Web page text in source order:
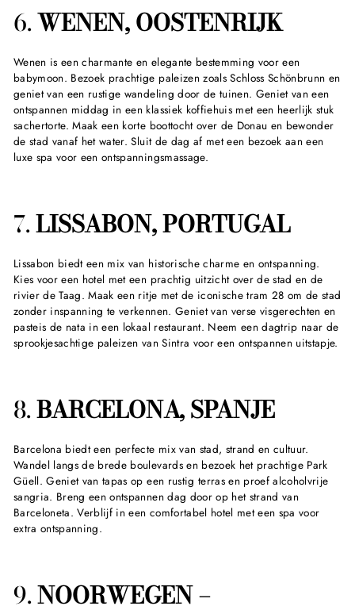
6.WENEN, OOSTENRIJK
Wenen is een charmante en elegante bestemming voor een
babymoon. Bezoek prachtige paleizen zoals Schloss Schönbrunn en
geniet van een rustige wandeling door de tuinen. Geniet van een
ontspannen middag in een klassiek koffiehuis met een heerlijk stuk
sachertorte. Maak een korte boottocht over de Donau en bewonder
de stad vanaf het water. Sluit de dag af met een bezoek aan een
luxe spa voor een ontspanningsmassage.
7.LISSABON, PORTUGAL
Lissabon biedt een mix van historische charme en ontspanning.
Kies voor een hotel met een prachtig uitzicht over de stad en de
rivier de Taag. Maak een ritje met de iconische tram 28 om de stad
zonder inspanning te verkennen. Geniet van verse visgerechten en
pasteis de nata in een lokaal restaurant. Neem een dagtrip naar de
sprookjesachtige paleizen van Sintra voor een ontspannen uitstapje.
8.BARCELONA, SPANJE
Barcelona biedt een perfecte mix van stad, strand en cultuur.
Wandel langs de brede boulevards en bezoek het prachtige Park
Güell. Geniet van tapas op een rustig terras en proef alcoholvrije
sangria. Breng een ontspannen dag door op het strand van
Barceloneta. Verblijf in een comfortabel hotel met een spa voor
extra ontspanning.
9.NOORWEGEN –